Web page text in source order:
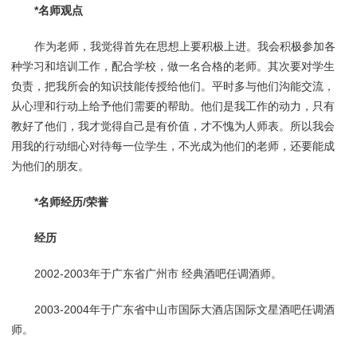
*名师观点
作为老师，我觉得首先在思想上要积极上进。我会积极参加各
种学习和培训工作，配合学校，做一名合格的老师。其次要对学生
负责，把我所会的知识技能传授给他们。平时多与他们沟能交流，
从心理和行动上给予他们需要的帮助。他们是我工作的动力，只有
教好了他们，我才觉得自己是有价值，才不愧为人师表。所以我会
用我的行动细心对待每一位学生，不光成为他们的老师，还要能成
为他们的朋友。
*名师经历/荣誉
经历
2002-2003年于广东省广州市 经典酒吧任调酒师。
2003-2004年于广东省中山市国际大酒店国际文星酒吧任调酒
师。